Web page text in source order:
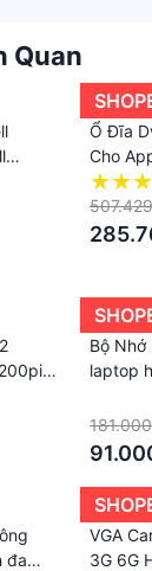
Quan
Ổ Đĩa
Cho
Bộ Nhớ
laptop
đa
VGA
3G 6G